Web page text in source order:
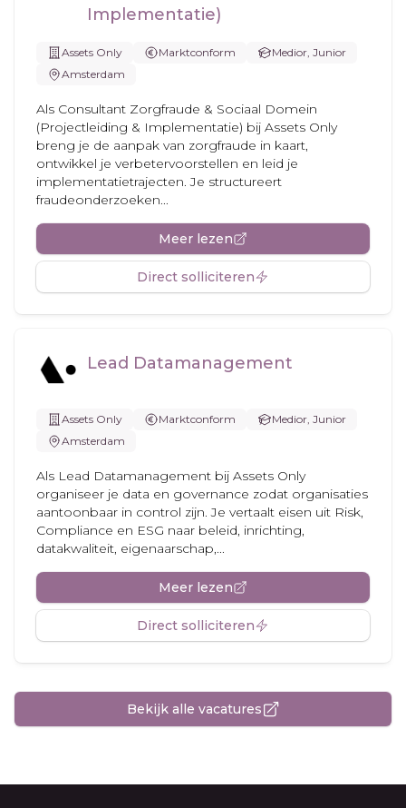
Implementatie)
Assets Only Marktconform
Medior, Junior
Amsterdam
Als Consultant Zorgfraude & Sociaal Domein
(Projectleiding & Implementatie) bij Assets Only
breng je de aanpak van zorgfraude in kaart,
ontwikkel je verbetervoorstellen en leid je
implementatietrajecten. Je structureert
fraudeonderzoeken...
Meer lezen
Direct solliciteren
Lead Datamanagement
Assets Only Marktconform
Medior, Junior
Amsterdam
Als Lead Datamanagement bij Assets Only
organiseer je data en governance zodat organisaties
aantoonbaar in control zijn. Je vertaalt eisen uit Risk,
Compliance en ESG naar beleid, inrichting,
datakwaliteit, eigenaarschap,...
Meer lezen
Direct solliciteren
Bekijk alle vacatures